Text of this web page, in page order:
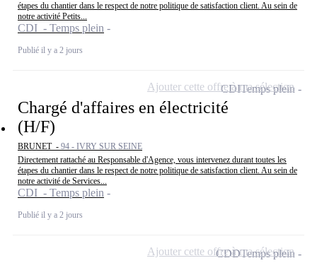
étapes du chantier dans le respect de notre politique de satisfaction client. Au sein de
notre activité Petits...
CDI - Temps plein
Publié il y a 2 jours
Chargé d'affaires en électricité
(H/F)
BRUNET - 94 - IVRY SUR SEINE
Directement rattaché au Responsable d'Agence, vous intervenez durant toutes les
étapes du chantier dans le respect de notre politique de satisfaction client. Au sein de
notre activité de Services...
CDI - Temps plein
Publié il y a 2 jours
CDITemps plein
Ajouter cette offre à ma sélection
CDDTemps plein
Ajouter cette offre à ma sélection